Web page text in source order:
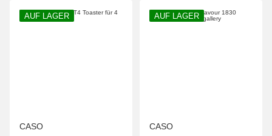
AUF LAGER
CASO
AUF LAGER
CASO